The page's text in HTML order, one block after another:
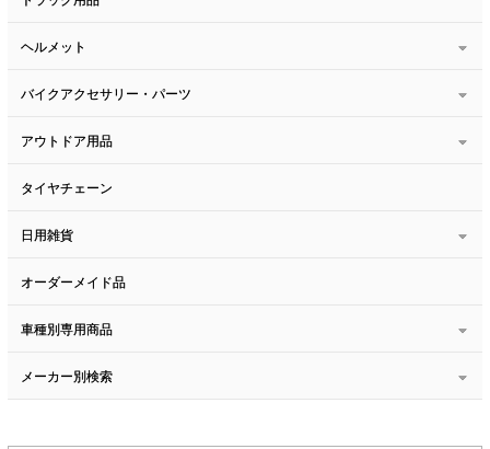
ヘルメット
バイクアクセサリー・パーツ
アウトドア用品
タイヤチェーン
日用雑貨
オーダーメイド品
車種別専用商品
メーカー別検索